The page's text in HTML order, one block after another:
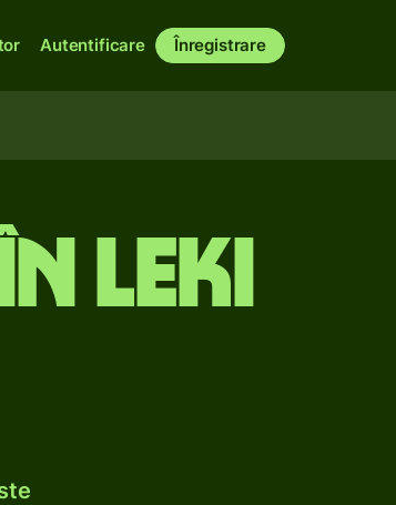
Autentificare Înregistrare
leki